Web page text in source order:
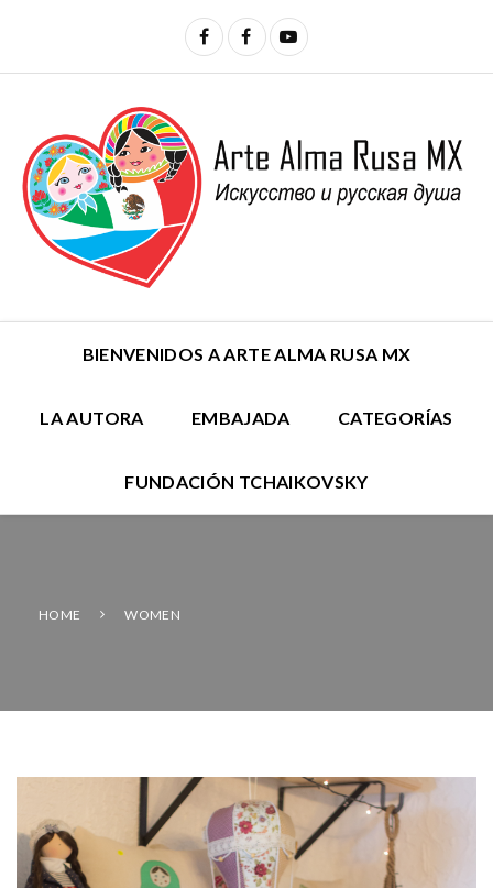
BIENVENIDOS A ARTE ALMA RUSA MX
LA AUTORA EMBAJADA CATEGORÍAS
FUNDACIÓN TCHAIKOVSKY
HOME WOMEN